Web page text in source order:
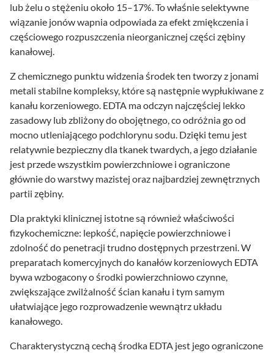
lub żelu o stężeniu około 15–17%. To właśnie selektywne
wiązanie jonów wapnia odpowiada za efekt zmiękczenia i
częściowego rozpuszczenia nieorganicznej części zębiny
kanałowej.
Z chemicznego punktu widzenia środek ten tworzy z jonami
metali stabilne kompleksy, które są następnie wypłukiwane z
kanału korzeniowego. EDTA ma odczyn najczęściej lekko
zasadowy lub zbliżony do obojętnego, co odróżnia go od
mocno utleniającego podchlorynu sodu. Dzięki temu jest
relatywnie bezpieczny dla tkanek twardych, a jego działanie
jest przede wszystkim powierzchniowe i ograniczone
głównie do warstwy mazistej oraz najbardziej zewnętrznych
partii zębiny.
Dla praktyki klinicznej istotne są również właściwości
fizykochemiczne: lepkość, napięcie powierzchniowe i
zdolność do penetracji trudno dostępnych przestrzeni. W
preparatach komercyjnych do kanałów korzeniowych EDTA
bywa wzbogacony o środki powierzchniowo czynne,
zwiększające zwilżalność ścian kanału i tym samym
ułatwiające jego rozprowadzenie wewnątrz układu
kanałowego.
Charakterystyczną cechą środka EDTA jest jego ograniczone